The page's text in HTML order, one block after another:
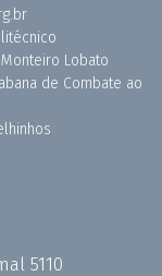
Lobato
de Combate ao
5110